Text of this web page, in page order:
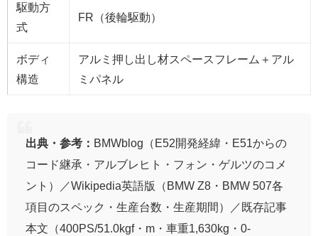
駆動方
式
FR（後輪駆動）
ボディ
構造
アルミ押し出し材スペースフレーム＋アル
ミパネル
出典・参考： BMWblog（E52開発経緯・E51からの
コード継承・アルブレヒト・フォン・ゲルツのコメ
ント）／Wikipedia英語版（BMW Z8・BMW 507各
項目のスペック・生産台数・生産期間）／既存記事
本文（400PS/51.0kgf・m・車重1,630kg・0-